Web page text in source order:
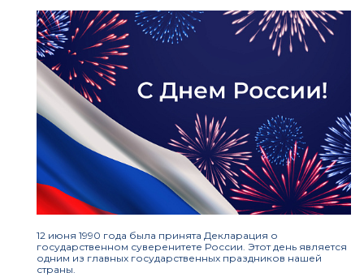
12 июня 1990 года была принята Декларация о
государственном суверенитете России. Этот день является
одним из главных государственных праздников нашей
страны.